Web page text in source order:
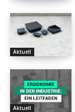
Aktuell
Aktuell